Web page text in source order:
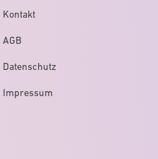
Kontakt
AGB
Datenschutz
Impressum